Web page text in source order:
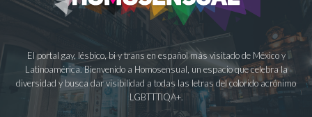
El portal gay, lésbico, bi y trans en español más visitado de México y
Latinoamérica. Bienvenido a Homosensual, un espacio que celebra la
diversidad y busca dar visibilidad a todas las letras del colorido acrónimo
LGBTTTIQA+.